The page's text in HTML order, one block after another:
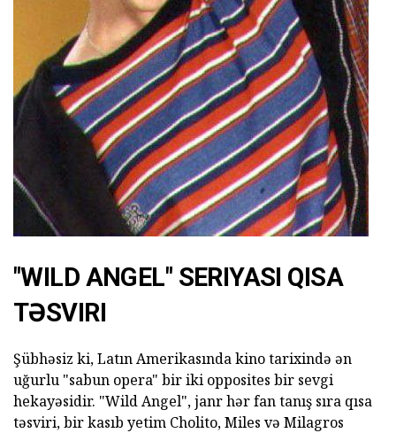
"WILD ANGEL" SERIYASI QISA
TƏSVIRI
Şübhəsiz ki, Latın Amerikasında kino tarixində ən
uğurlu "sabun opera" bir iki opposites bir sevgi
hekayəsidir. "Wild Angel", janr hər fan tanış sıra qısa
təsviri, bir kasıb yetim Cholito, Miles və Milagros